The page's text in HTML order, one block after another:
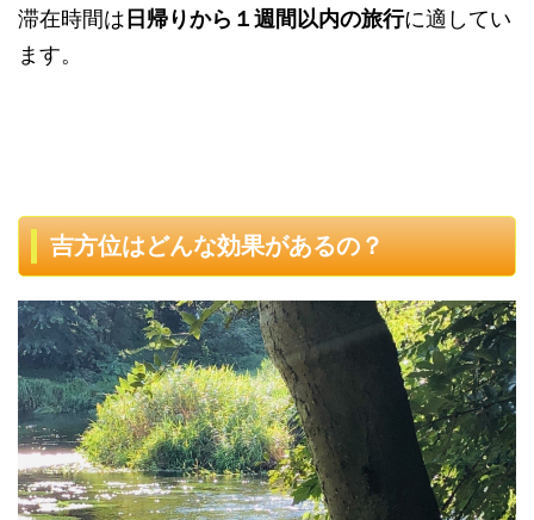
滞在時間は日帰りから１週間以内の旅行に適してい
ます。
吉方位はどんな効果があるの？